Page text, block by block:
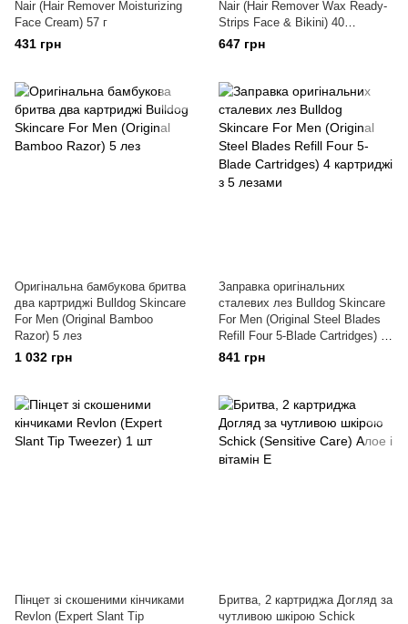
Nair (Hair Remover Moisturizing
Face Cream) 57 г
431 грн
Nair (Hair Remover Wax Ready-
Strips Face & Bikini) 40
воскових смужок + 4 серветки
647 грн
Оригінальна бамбукова бритва
два картриджі Bulldog Skincare
For Men (Original Bamboo
Razor) 5 лез
1 032 грн
Заправка оригінальних
сталевих лез Bulldog Skincare
For Men (Original Steel Blades
Refill Four 5-Blade Cartridges) 4
картриджі з 5 лезами
841 грн
Пінцет зі скошеними кінчиками
Revlon (Expert Slant Tip
Бритва, 2 картриджа Догляд за
чутливою шкірою Schick